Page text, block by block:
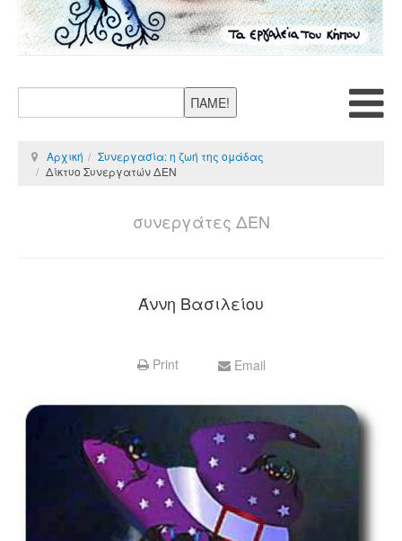
ΠΑΜΕ!
Αρχική
Συνεργασία: η ζωή της ομάδας
Δίκτυο Συνεργατών ΔΕΝ
συνεργάτες ΔΕΝ
Άννη Βασιλείου
Print Email